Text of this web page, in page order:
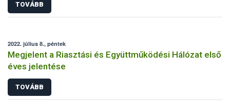
TOVÁBB
2022. július 8., péntek
Megjelent a Riasztási és Együttműködési Hálózat első
éves jelentése
TOVÁBB